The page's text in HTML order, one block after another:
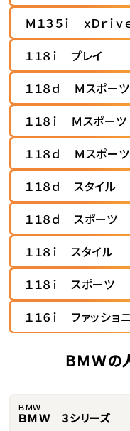
Ｍ１３５ｉ ｘＤｒｉｖ
１１８ｉ プレイ
１１８ｄ Ｍスポー
１１８ｉ Ｍスポー
１１８ｄ Ｍスポーツ
１１８ｄ スタイル
１１８ｄ スポーツ
１１８ｉ スタイル
１１８ｉ スポーツ
１１６ｉ ファッショ
ＢＭＷの
ＢＭＷ
ＢＭＷ ３シリーズ